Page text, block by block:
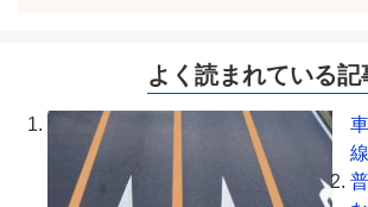
よく読まれている記